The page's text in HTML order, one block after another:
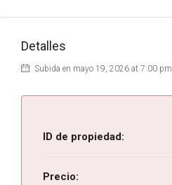
Detalles
Subida en mayo 19, 2026 at 7:00 pm
ID de propiedad:
Precio: